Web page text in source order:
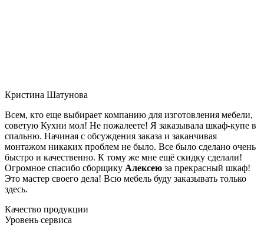
Кристина Шатунова
Всем, кто еще выбирает компанию для изготовления мебели,
советую Кухни мол! Не пожалеете! Я заказывала шкаф-купе в
спальню. Начиная с обсуждения заказа и заканчивая
монтажом никаких проблем не было. Все было сделано очень
быстро и качественно. К тому же мне ещё скидку сделали!
Огромное спасибо сборщику Алексею за прекрасный шкаф!
Это мастер своего дела! Всю мебель буду заказывать только
здесь.
Качество продукции
Уровень сервиса